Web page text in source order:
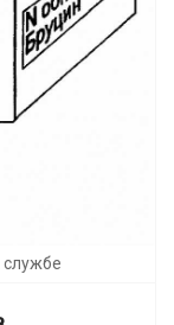
службе